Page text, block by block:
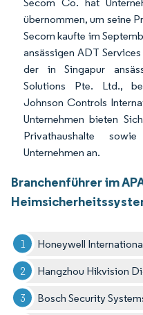
übernommen, um seine
Secom kaufte im
ansässigen ADT
der in Singapur
Solutions Pte. Ltd.,
Johnson Controls
Unternehmen bieten
Privathaushalte
Unternehmen an.
Branchenführer im
Honeywell
Hangzhou Hikvision
Bosch Security